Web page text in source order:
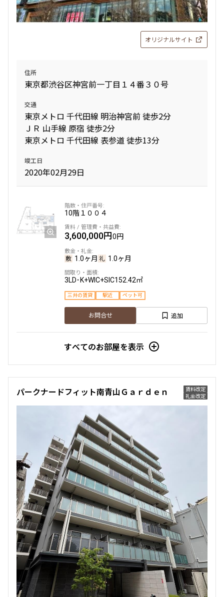
Studio+WIC+SIC25.88㎡
新着 賃料改定
142,000円15,000円
Studio+WIC
三井の賃貸
お問合せ
3階 ３０８
145,000円
1.0ヶ月 1.0ヶ月
25.39㎡
三井の賃貸
3階３０５
141,000円15,000円
1.0ヶ月 1.0ヶ月
Studio+WIC24.58㎡
三井の賃貸
お問合せ 追加
新着 賃料改定
8階８０６
145,000円15,000円
オリジナルサイト
住所
東京都渋谷区神宮前一丁目１４番３０号
交通
東京メトロ 千代田線 明治神宮前 徒歩2分
ＪＲ 山手線 原宿 徒歩2分
東京メトロ 千代田線 表参道 徒歩13分
竣工日
2020年02月29日
10階 １００４
3,600,000円0円
1.0ヶ月 1.0ヶ月
3LD･K+WIC+SIC152.42㎡
三井の賃貸 駅近 ペット可
お問合せ 追加
すべてのお部屋を表示
賃料改定
礼金改定
パークナードフィット南青山Ｇａｒｄｅｎ